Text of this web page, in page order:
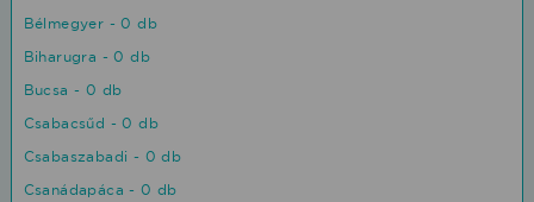
Bélmegyer - 0 db
Biharugra - 0 db
Bucsa - 0 db
Csabacsűd - 0 db
Csabaszabadi - 0 db
Csanádapáca - 0 db